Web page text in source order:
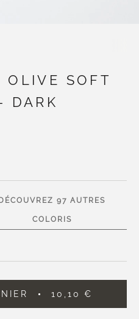
OLIVE SOFT
DARK
DÉCOUVREZ 97 AUTRES
COLORIS
10,10 €